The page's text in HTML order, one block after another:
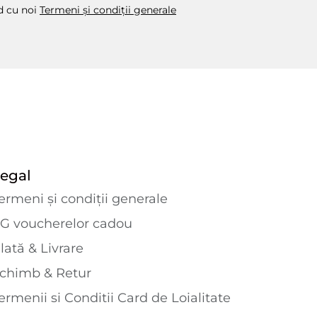
cu noi Termeni și condiții generale
și condiții generale
voucherelor cadou
& Livrare
& Retur
si Conditii Card de Loialitate